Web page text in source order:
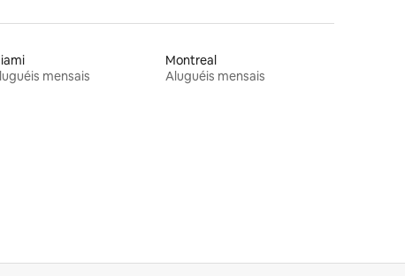
mensais
Montreal
Aluguéis mensais